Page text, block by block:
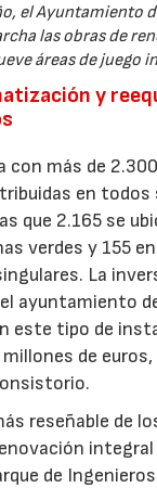
el Ayuntamiento
las obras de
áreas de juego
y
con más de
en todos
que 2.165 se
verdes y 155
La
ayuntamiento
este tipo de
de
reseñable de
integral
de